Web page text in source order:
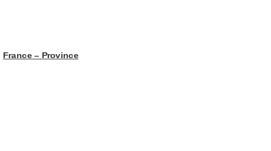
France – Province